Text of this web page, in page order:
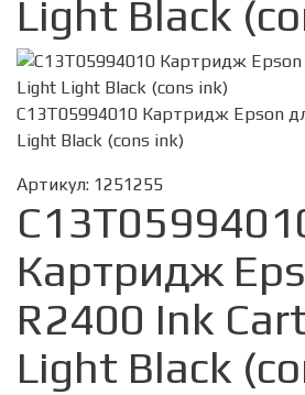
Light Black
C13T05994010 Картридж Epson
Light Black (cons ink)
Артикул: 1251255
Картридж
R2400 Ink
Light Black